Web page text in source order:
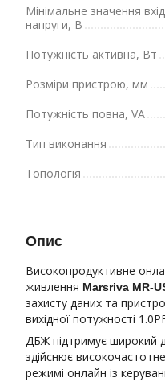
Мінімальне значення
напруги, В
Потужність активна, Вт
Розміри пристрою, мм
Потужність повна, VA
Тип виконання
Топологія
Опис
Високопродуктивне
живлення Marsriva MR-
захисту даних та
вихідної потужності
ДБЖ підтримує широкий
здійснює
режимі онлайн із